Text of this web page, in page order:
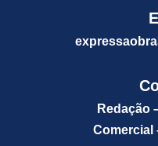
Redação
Comercial